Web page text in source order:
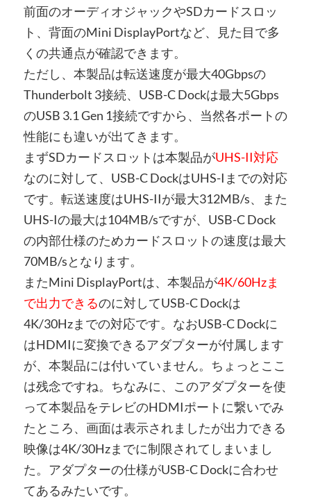
前面のオーディオジャックやSDカードスロッ
ト、背面のMini DisplayPortなど、見た目で多
くの共通点が確認できます。
ただし、本製品は転送速度が最大40Gbpsの
Thunderbolt 3接続、USB-C Dockは最大5Gbps
のUSB 3.1 Gen 1接続ですから、当然各ポートの
性能にも違いが出てきます。
まずSDカードスロットは本製品がUHS-II対応
なのに対して、USB-C DockはUHS-Iまでの対応
です。転送速度はUHS-IIが最大312MB/s、また
UHS-Iの最大は104MB/sですが、USB-C Dock
の内部仕様のためカードスロットの速度は最大
70MB/sとなります。
またMini DisplayPortは、本製品が4K/60Hzま
で出力できるのに対してUSB-C Dockは
4K/30Hzまでの対応です。なおUSB-C Dockに
はHDMIに変換できるアダプターが付属します
が、本製品には付いていません。ちょっとここ
は残念ですね。ちなみに、このアダプターを使
って本製品をテレビのHDMIポートに繋いでみ
たところ、画面は表示されましたが出力できる
映像は4K/30Hzまでに制限されてしまいまし
た。アダプターの仕様がUSB-C Dockに合わせ
てあるみたいです。